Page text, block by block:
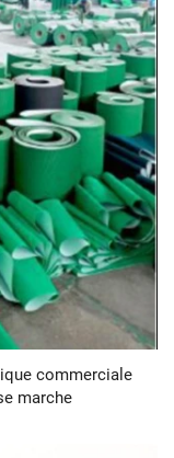
commerciale
marche